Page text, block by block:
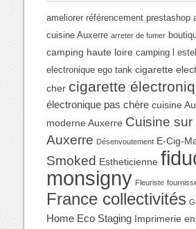
ameliorer référencement prestashop
cuisine Auxerre arreter de fumer
camping haute loire camping l
electronique ego tank cigarette
cher cigarette
électronique pas chère cuisine
moderne Auxerre Cuisine sur
Auxerre Désenvoutement E-Cig-
Smoked Estheticienne
monsigny Fleuriste
France collectivités
Home Eco Staging Imprimerie